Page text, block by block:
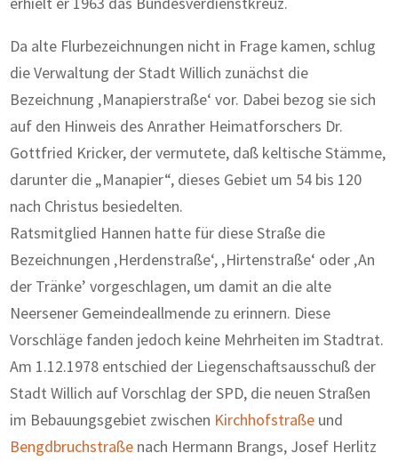
Da alte Flurbezeichnungen nicht in Frage kamen, schlug
die Verwaltung der Stadt Willich zunächst die
Bezeichnung ‚Manapierstraße‘ vor. Dabei bezog sie sich
auf den Hinweis des Anrather Heimatforschers Dr.
Gottfried Kricker, der vermutete, daß keltische Stämme,
darunter die „Manapier“, dieses Gebiet um 54 bis 120
nach Christus besiedelten.
Ratsmitglied Hannen hatte für diese Straße die
Bezeichnungen ‚Herdenstraße‘, ‚Hirtenstraße‘ oder ‚An
der Tränke’ vorgeschlagen, um damit an die alte
Neersener Gemeindeallmende zu erinnern. Diese
Vorschläge fanden jedoch keine Mehrheiten im Stadtrat.
Am 1.12.1978 entschied der Liegenschaftsausschuß der
Stadt Willich auf Vorschlag der SPD, die neuen Straßen
im Bebauungsgebiet zwischen Kirchhofstraße und
Bengdbruchstraße nach Hermann Brangs, Josef Herlitz